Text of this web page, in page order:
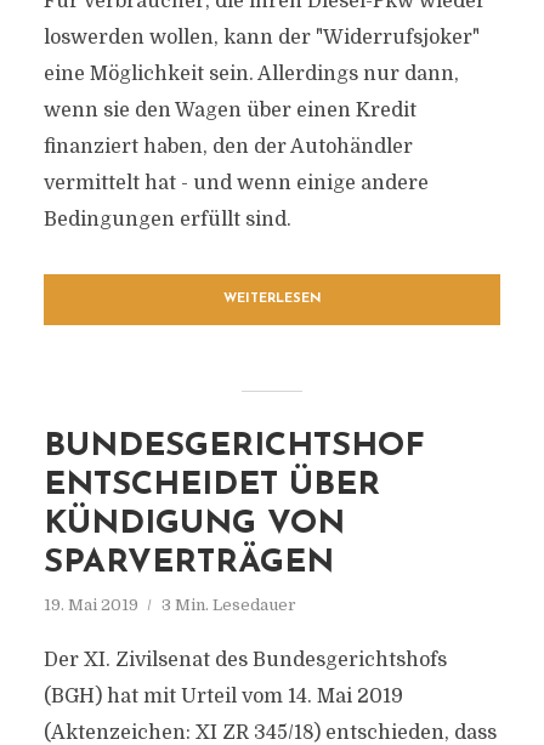
loswerden wollen, kann der "Widerrufsjoker"
eine Möglichkeit sein. Allerdings nur dann,
wenn sie den Wagen über einen Kredit
finanziert haben, den der Autohändler
vermittelt hat - und wenn einige andere
Bedingungen erfüllt sind.
WEITERLESEN
BUNDESGERICHTSHOF
ENTSCHEIDET ÜBER
KÜNDIGUNG VON
SPARVERTRÄGEN
19. Mai 2019 3 Min. Lesedauer
Der XI. Zivilsenat des Bundesgerichtshofs
(BGH) hat mit Urteil vom 14. Mai 2019
(Aktenzeichen: XI ZR 345/18) entschieden, dass